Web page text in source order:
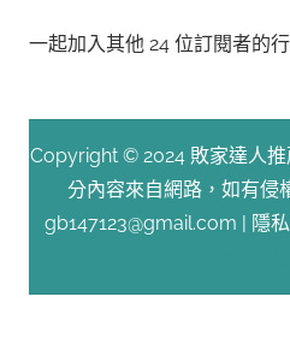
址
一起加入其他 24 位訂閱者的行
Copyright © 2024 敗家達人
分內容來自網路，如有侵
gb147123@gmail.com | 隱